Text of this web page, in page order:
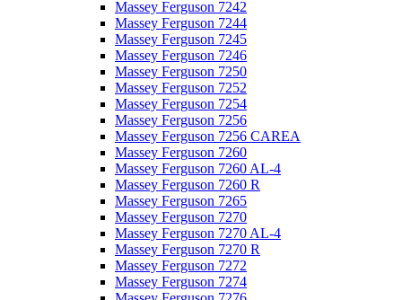
Massey Ferguson 7242
Massey Ferguson 7244
Massey Ferguson 7245
Massey Ferguson 7246
Massey Ferguson 7250
Massey Ferguson 7252
Massey Ferguson 7254
Massey Ferguson 7256
Massey Ferguson 7256 CAREA
Massey Ferguson 7260
Massey Ferguson 7260 AL-4
Massey Ferguson 7260 R
Massey Ferguson 7265
Massey Ferguson 7270
Massey Ferguson 7270 AL-4
Massey Ferguson 7270 R
Massey Ferguson 7272
Massey Ferguson 7274